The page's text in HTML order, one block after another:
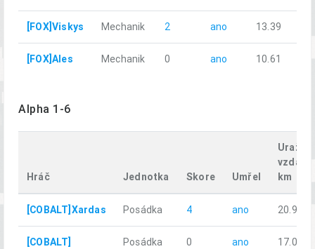
[FOX]Viskys Mechanik 2 ano 13.39
[FOX]Ales Mechanik 0 ano 10.61
Alpha 1-6
Hráč Jednotka Skore Umřel
km
[COBALT]Xardas Posádka 4 ano 20.93
[COBALT]
Posádka 0 ano 17.02